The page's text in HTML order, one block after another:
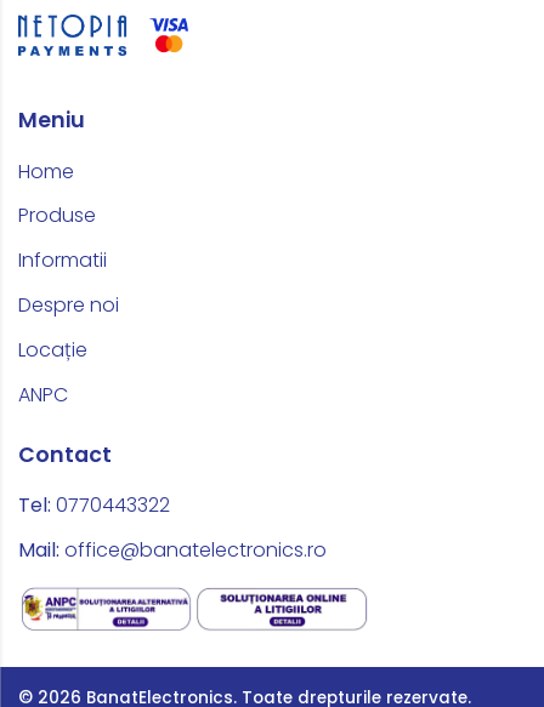
Meniu
Home
Produse
Informatii
Despre noi
Locație
ANPC
Contact
Tel: 0770443322
Mail: office@banatelectronics.ro
© 2026 BanatElectronics. Toate drepturile rezervate.